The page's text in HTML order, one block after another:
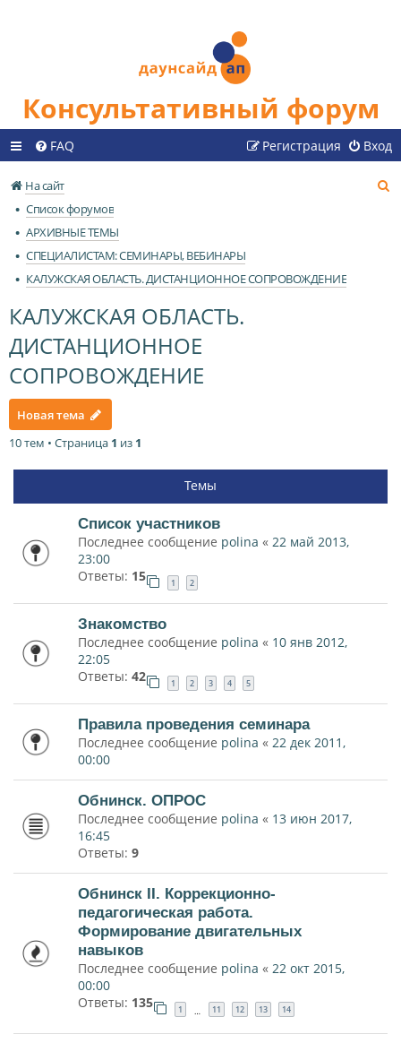
Консультативный форум
FAQ Вход
Регистрация
На сайт
Список форумов
АРХИВНЫЕ ТЕМЫ
СПЕЦИАЛИСТАМ: СЕМИНАРЫ, ВЕБИНАРЫ
КАЛУЖСКАЯ ОБЛАСТЬ. ДИСТАНЦИОННОЕ СОПРОВОЖДЕНИЕ
КАЛУЖСКАЯ ОБЛАСТЬ.
ДИСТАНЦИОННОЕ
СОПРОВОЖДЕНИЕ
Новая тема
10 тем • Страница 1 из 1
Темы
Список участников
Последнее сообщение polina « 22 май 2013,
23:00
Ответы: 15 1 2
Знакомство
Последнее сообщение polina « 10 янв 2012,
22:05
Ответы: 42 1 2 3 4 5
Правила проведения семинара
Последнее сообщение polina « 22 дек 2011,
00:00
Обнинск. ОПРОС
Последнее сообщение polina « 13 июн 2017,
16:45
Ответы: 9
Обнинск II. Коррекционно-
педагогическая работа.
Формирование двигательных
навыков
Последнее сообщение polina « 22 окт 2015,
00:00
Ответы: 135 1 … 11 12 13 14